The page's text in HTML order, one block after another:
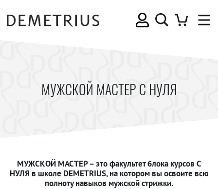
МУЖСКОЙ МАСТЕР С НУЛЯ
МУЖСКОЙ МАСТЕР – это факультет блока курсов С
НУЛЯ в школе DEMETRIUS, на котором вы освоите всю
полноту навыков мужской стрижки.